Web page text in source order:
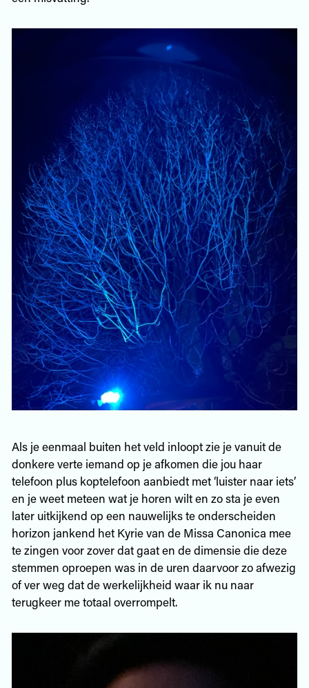
Als je eenmaal buiten het veld inloopt zie je vanuit de
donkere verte iemand op je afkomen die jou haar
telefoon plus koptelefoon aanbiedt met ‘luister naar iets’
en je weet meteen wat je horen wilt en zo sta je even
later uitkijkend op een nauwelijks te onderscheiden
horizon jankend het Kyrie van de Missa Canonica mee
te zingen voor zover dat gaat en de dimensie die deze
stemmen oproepen was in de uren daarvoor zo afwezig
of ver weg dat de werkelijkheid waar ik nu naar
terugkeer me totaal overrompelt.